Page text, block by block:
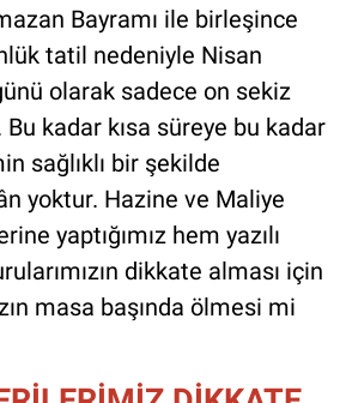
Bayramı ile birleşince
tatil nedeniyle Nisan
olarak sadece on sekiz
kadar kısa süreye bu kadar
sağlıklı bir şekilde
yoktur. Hazine ve Maliye
yaptığımız hem yazılı
dikkate alması için
masa başında ölmesi mi